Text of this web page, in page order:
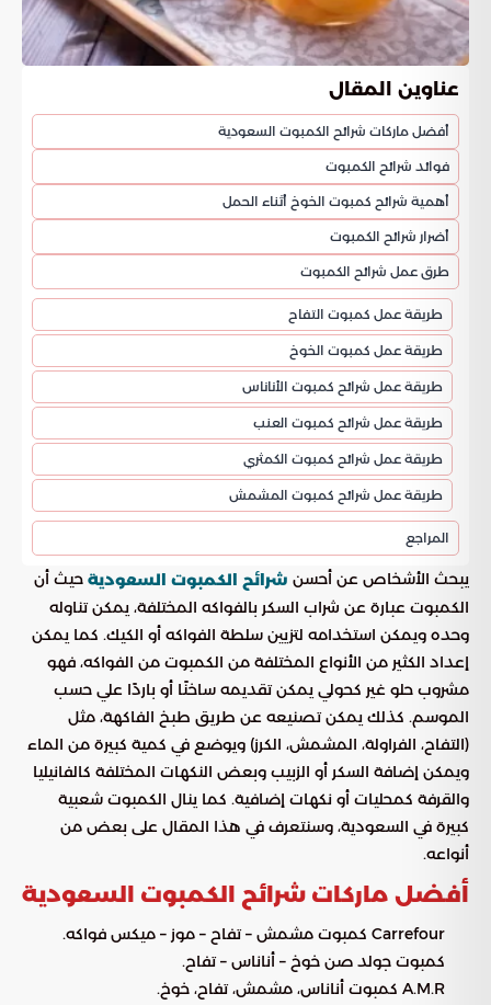
عناوين المقال
أفضل ماركات شرائح الكمبوت السعودية
فوائد شرائح الكمبوت
أهمية شرائح كمبوت الخوخ أثناء الحمل
أضرار شرائح الكمبوت
طرق عمل شرائح الكمبوت
طريقة عمل كمبوت التفاح
طريقة عمل كمبوت الخوخ
طريقة عمل شرائح كمبوت الأناناس
طريقة عمل شرائح كمبوت العنب
طريقة عمل شرائح كمبوت الكمثري
طريقة عمل شرائح كمبوت المشمش
المراجع
يبحث الأشخاص عن أحسن شرائح الكمبوت السعودية حيث أن
الكمبوت عبارة عن شراب السكر بالفواكه المختلفة، يمكن تناوله
وحده ويمكن استخدامه لتزيين سلطة الفواكه أو الكيك. كما يمكن
إعداد الكثير من الأنواع المختلفة من الكمبوت من الفواكه، فهو
مشروب حلو غير كحولي يمكن تقديمه ساخنًا أو باردًا علي حسب
الموسم. كذلك يمكن تصنيعه عن طريق طبخ الفاكهة، مثل
(التفاح، الفراولة، المشمش، الكرز) ويوضع في كمية كبيرة من الماء
ويمكن إضافة السكر أو الزبيب وبعض النكهات المختلفة كالفانيليا
والقرفة كمحليات أو نكهات إضافية. كما ينال الكمبوت شعبية
كبيرة في السعودية، وسنتعرف في هذا المقال على بعض من
أنواعه.
أفضل ماركات شرائح الكمبوت السعودية
Carrefour كمبوت مشمش – تفاح – موز – ميكس فواكه.
كمبوت جولد صن خوخ – أناناس – تفاح.
A.M.R كمبوت أناناس، مشمش، تفاح، خوخ.